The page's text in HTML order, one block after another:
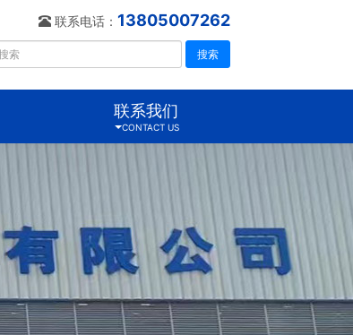
联系电话： 13805007262
搜索
联系我们
CONTACT US